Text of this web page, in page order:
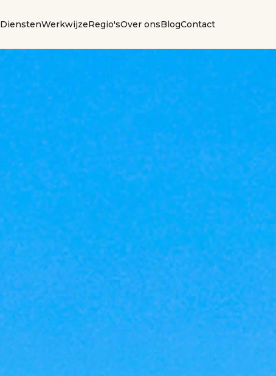
DienstenWerkwijzeRegio'sOver onsBlogContact